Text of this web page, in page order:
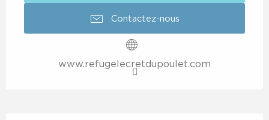
Contactez-nous
www.refugelecretdupoulet.com